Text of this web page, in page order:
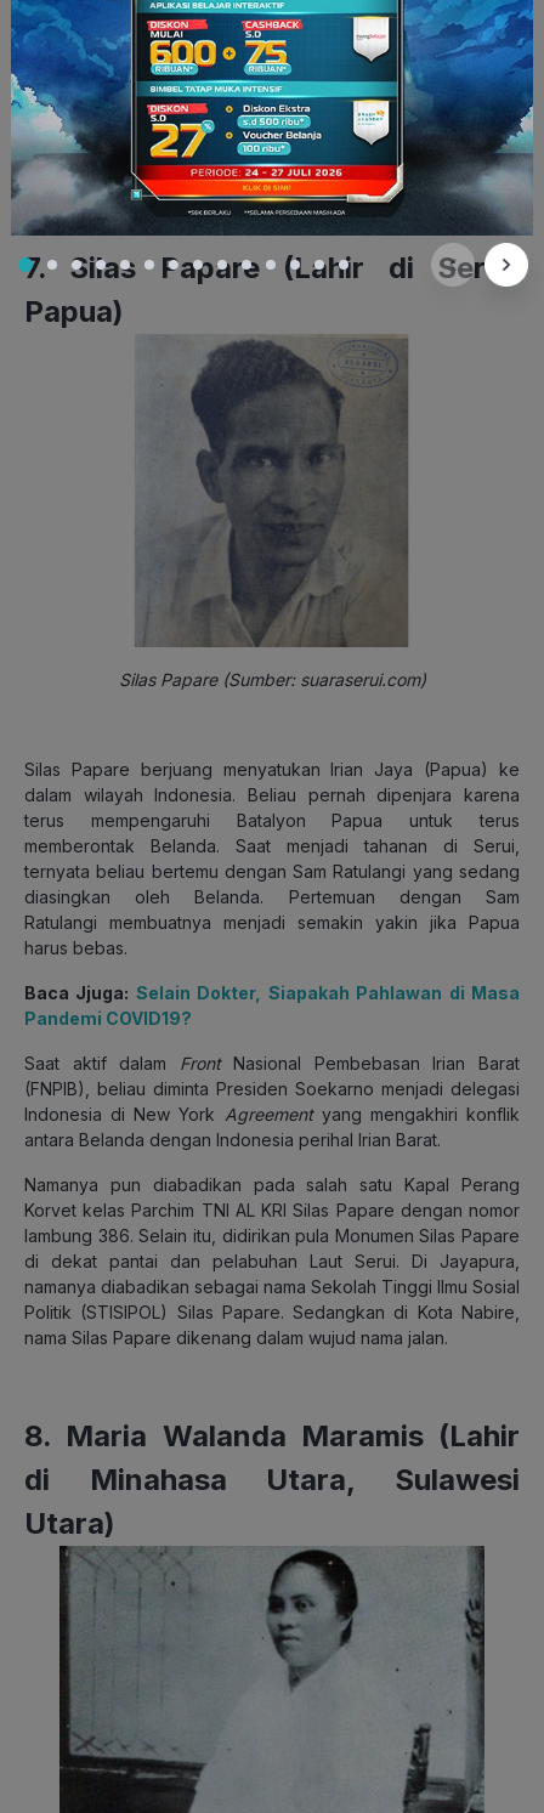
Kongres Sumpah Pemuda. Sejak saat itu, perhatiannya
terhadap pergerakan nasional semakin berkembang.Beliau
pun menjadi Menteri Kesehatan terlama sepanjang 21 tahun
dalam 18 kabinet yang berbeda.
Dr. Johannes Leimena mendapat gelar Pahlawan Nasional
melalui Keputusan Presiden No 52 TK/2010 pada tahun 2010.
7. Silas Papare (Lahir di Serui,
Papua)
Silas Papare (Sumber: suaraserui.com)
Silas Papare berjuang menyatukan Irian Jaya (Papua) ke
dalam wilayah Indonesia. Beliau pernah dipenjara karena
terus mempengaruhi Batalyon Papua untuk terus
memberontak Belanda. Saat menjadi tahanan di Serui,
ternyata beliau bertemu dengan Sam Ratulangi yang sedang
diasingkan oleh Belanda. Pertemuan dengan Sam
Ratulangi membuatnya menjadi semakin yakin jika Papua
harus bebas.
Baca Jjuga: Selain Dokter, Siapakah Pahlawan di Masa
Pandemi COVID19?
Saat aktif dalam FrontNasional Pembebasan Irian Barat
(FNPIB), beliau diminta Presiden Soekarno menjadi delegasi
Indonesia di New York Agreementyang mengakhiri konflik
antara Belanda dengan Indonesia perihal Irian Barat.
Namanya pun diabadikan pada salah satu Kapal Perang
Korvet kelas Parchim TNI AL KRI Silas Papare dengan nomor
lambung 386. Selain itu, didirikan pula Monumen Silas Papare
di dekat pantai dan pelabuhan Laut Serui. Di Jayapura,
namanya diabadikan sebagai nama Sekolah Tinggi Ilmu Sosial
Politik (STISIPOL) Silas Papare. Sedangkan di Kota Nabire,
nama Silas Papare dikenang dalam wujud nama jalan.
8. Maria Walanda Maramis (Lahir
di Minahasa Utara, Sulawesi
Utara)